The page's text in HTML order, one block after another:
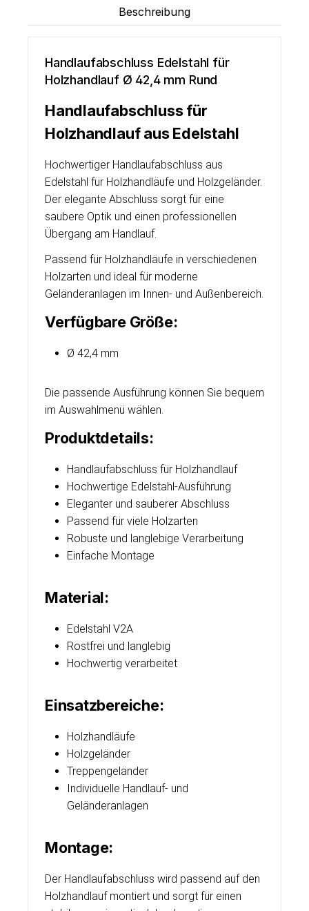
Beschreibung
Handlaufabschluss Edelstahl für
Holzhandlauf Ø 42,4 mm Rund
Handlaufabschluss für
Holzhandlauf aus Edelstahl
Hochwertiger Handlaufabschluss aus
Edelstahl für Holzhandläufe und Holzgeländer.
Der elegante Abschluss sorgt für eine
saubere Optik und einen professionellen
Übergang am Handlauf.
Passend für Holzhandläufe in verschiedenen
Holzarten und ideal für moderne
Geländeranlagen im Innen- und Außenbereich.
Verfügbare Größe:
Ø 42,4 mm
Die passende Ausführung können Sie bequem
im Auswahlmenü wählen.
Produktdetails:
Handlaufabschluss für Holzhandlauf
Hochwertige Edelstahl-Ausführung
Eleganter und sauberer Abschluss
Passend für viele Holzarten
Robuste und langlebige Verarbeitung
Einfache Montage
Material:
Edelstahl V2A
Rostfrei und langlebig
Hochwertig verarbeitet
Einsatzbereiche:
Holzhandläufe
Holzgeländer
Treppengeländer
Individuelle Handlauf- und
Geländeranlagen
Montage:
Der Handlaufabschluss wird passend auf den
Holzhandlauf montiert und sorgt für einen